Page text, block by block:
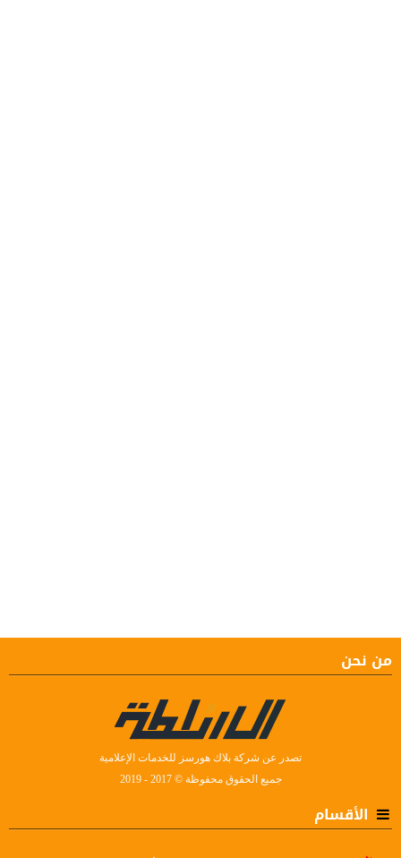
من نحن
تصدر عن شركة بلاك هورسز للخدمات الإعلامية
جميع الحقوق محفوظة © 2017 - 2019
الأقسام